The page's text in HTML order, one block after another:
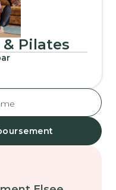
& Pilates